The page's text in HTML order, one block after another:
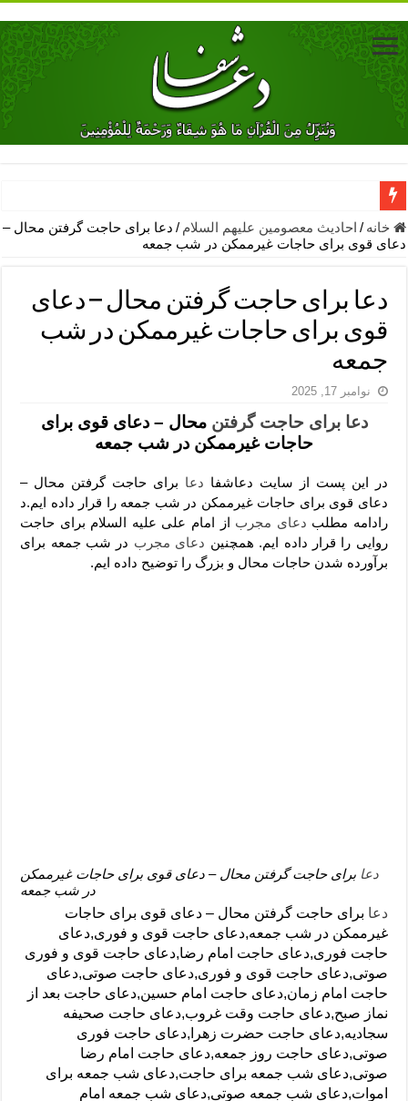
دعای جلب محبت فوری معشوق – دعای جلب محبت شوهر
دعای مشکل گشا برای رفع فقر – ذکرهای روزی‌ بخش
معجزات دعای یا من اظهر الجمیل – دعای یا من اظهر الجمیل برای
مهم ترین اذکار الهی و فضیلت آن ها – ذکر مخصوص مستجاب الدعوه
دعا برای ترس بچه ها در خواب – دعای ترس و بی خوابی کودکان
دعای رفع فقر و طلب رزق و روزی – آیه‌ جلب ثروت و برکت مال
لا حول ولا قوة الا بالله برای چشم زخم – دعای چشم زخم ماشاالله
دعای قوی رفع ترس – دعای مجرب برای آرامش قلب و رفع اضطراب
دعا برای پولدار شدن در یک روز – دعای ثروت حضرت سلیمان
خانه / احادیث معصومین علیهم السلام / دعا برای حاجت گرفتن محال –
دعای قوی برای حاجات غیرممکن در شب جمعه
دعا برای حاجت گرفتن محال – دعای
قوی برای حاجات غیرممکن در شب
جمعه
نوامبر 17, 2025
دعا برای حاجت گرفتن محال – دعای قوی برای
حاجات غیرممکن در شب جمعه
در این پست از سایت دعاشفا دعا برای حاجت گرفتن محال –
دعای قوی برای حاجات غیرممکن در شب جمعه را قرار داده ایم.د
رادامه مطلب دعای مجرب از امام علی علیه السلام برای حاجت
روایی را قرار داده ایم. همچنین دعای مجرب در شب جمعه برای
برآورده شدن حاجات محال و بزرگ را توضیح داده ایم.
دعا برای حاجت گرفتن محال – دعای قوی برای حاجات غیرممکن
در شب جمعه
دعا برای حاجت گرفتن محال – دعای قوی برای حاجات
غیرممکن در شب جمعه,دعای حاجت قوی و فوری,دعای
حاجت فوری,دعای حاجت امام رضا,دعای حاجت قوی و فوری
صوتی,دعای حاجت قوی و فوری,دعای حاجت صوتی,دعای
حاجت امام زمان,دعای حاجت امام حسین,دعای حاجت بعد از
نماز صبح,دعای حاجت وقت غروب,دعای حاجت صحیفه
سجادیه,دعای حاجت حضرت زهرا,دعای حاجت فوری
صوتی,دعای حاجت روز جمعه,دعای حاجت امام رضا
صوتی,دعای شب جمعه برای حاجت,دعای شب جمعه برای
اموات,دعای شب جمعه صوتی,دعای شب جمعه امام